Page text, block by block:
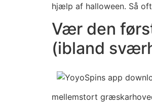
hjælp af halloween. Så
Vær den
(ibland
mellemstort